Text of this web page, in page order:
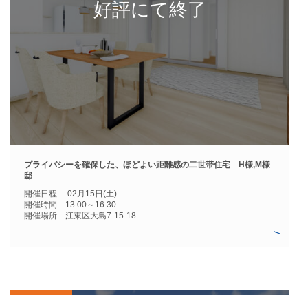
プライバシーを確保した、ほどよい距離感の二世帯住宅 H様,M様
邸
開催日程 02月15日(土)
開催時間 13:00～16:30
開催場所 江東区大島7-15-18